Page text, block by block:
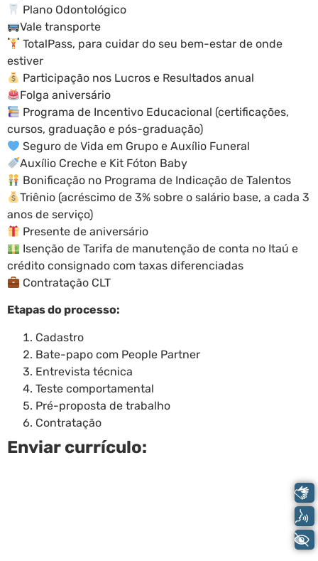
Plano Odontológico
Vale transporte
TotalPass, para cuidar do seu bem-estar de onde
estiver
Participação nos Lucros e Resultados anual
Folga aniversário
Programa de Incentivo Educacional (certificações,
cursos, graduação e pós-graduação)
Seguro de Vida em Grupo e Auxílio Funeral
Auxílio Creche e Kit Fóton Baby
Bonificação no Programa de Indicação de Talentos
Triênio (acréscimo de 3% sobre o salário base, a cada 3
anos de serviço)
Presente de aniversário
Isenção de Tarifa de manutenção de conta no Itaú e
crédito consignado com taxas diferenciadas
Contratação CLT
Etapas do processo:
Cadastro
Bate-papo com People Partner
Entrevista técnica
Teste comportamental
Pré-proposta de trabalho
Contratação
Enviar currículo: